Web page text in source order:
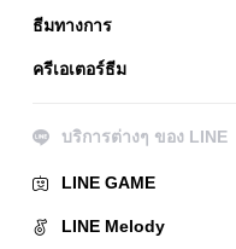
ธีมทางการ
ครีเอเตอร์ธีม
บริการต่างๆ ของ LINE
LINE GAME
LINE Melody